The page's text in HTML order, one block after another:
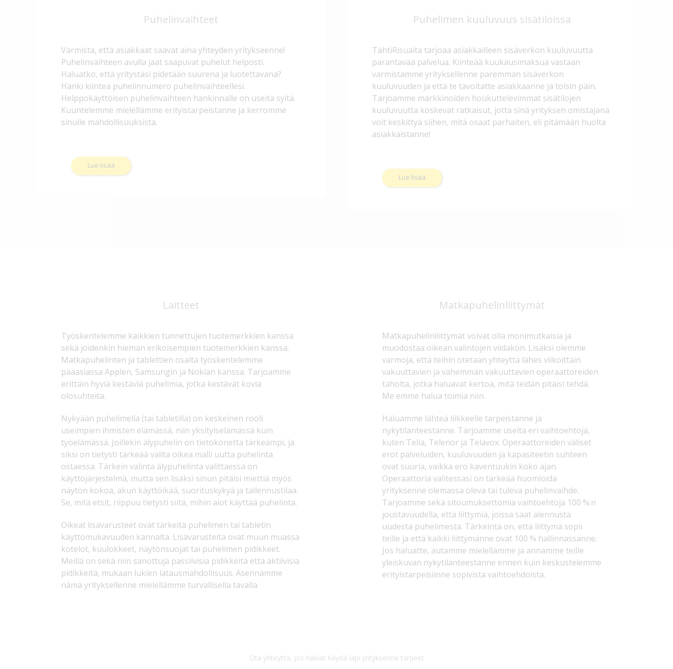
Puhelinvaihteet
Varmista, että asiakkaat saavat aina yhteyden yritykseenne!
Puhelinvaihteen avulla jaat saapuvat puhelut helposti.
Haluatko, että yritystäsi pidetään suurena ja luotettavana?
Hanki kiinteä puhelinnumero puhelinvaihteellesi.
Helppokäyttöisen puhelinvaihteen hankinnalle on useita syitä.
Kuuntelemme mielellämme erityistarpeistanne ja kerromme
sinulle mahdollisuuksista.
Lue lisää
Puhelimen kuuluvuus sisätiloissa
TähtiRisuaita tarjoaa asiakkailleen sisäverkon kuuluvuutta
parantavaa palvelua. Kiinteää kuukausimaksua vastaan
varmistamme yrityksellenne paremman sisäverkon
kuuluvuuden ja että te tavoitatte asiakkaanne ja toisin päin.
Tarjoamme markkinoiden houkuttelevimmat sisätilojen
kuuluvuutta koskevat ratkaisut, jotta sinä yrityksen omistajana
voit keskittyä siihen, mitä osaat parhaiten, eli pitämään huolta
asiakkaistanne!
Lue lisää
Laitteet
Työskentelemme kaikkien tunnettujen tuotemerkkien kanssa
sekä joidenkin hieman erikoisempien tuotemerkkien kanssa.
Matkapuhelinten ja tablettien osalta työskentelemme
pääasiassa Applen, Samsungin ja Nokian kanssa. Tarjoamme
erittäin hyviä kestäviä puhelimia, jotka kestävät kovia
olosuhteita.
Nykyään puhelimella (tai tabletilla) on keskeinen rooli
useimpien ihmisten elämässä, niin yksityiselämässä kuin
työelämässä. Joillekin älypuhelin on tietokonetta tärkeämpi, ja
siksi on tietysti tärkeää valita oikea malli uutta puhelinta
ostaessa. Tärkein valinta älypuhelinta valittaessa on
käyttöjärjestelmä, mutta sen lisäksi sinun pitäisi miettiä myös
näytön kokoa, akun käyttöikää, suorituskykyä ja tallennustilaa.
Se, mitä etsit, riippuu tietysti siitä, mihin aiot käyttää puhelinta.
Oikeat lisävarusteet ovat tärkeitä puhelimen tai tabletin
käyttömukavuuden kannalta. Lisävarusteita ovat muun muassa
kotelot, kuulokkeet, näytönsuojat tai puhelimen pidikkeet.
Meillä on sekä niin sanottuja passiivisia pidikkeitä että aktiivisia
pidikkeitä, mukaan lukien latausmahdollisuus. Asennamme
nämä yrityksellenne mielellämme turvallisella tavalla.
Matkapuhelinliittymät
Matkapuhelinliittymät voivat olla monimutkaisia ja
muodostaa oikean valintojen viidakon. Lisäksi olemme
varmoja, että teihin otetaan yhteyttä lähes viikoittain
vakuuttavien ja vähemmän vakuuttavien operaattoreiden
taholta, jotka haluavat kertoa, mitä teidän pitäisi tehdä.
Me emme halua toimia niin.
Haluamme lähteä liikkeelle tarpeistanne ja
nykytilanteestanne. Tarjoamme useita eri vaihtoehtoja,
kuten Telia, Telenor ja Telavox. Operaattoreiden väliset
erot palveluiden, kuuluvuuden ja kapasiteetin suhteen
ovat suuria, vaikka ero kaventuukin koko ajan.
Operaattoria valitessasi on tärkeää huomioida
yrityksenne olemassa oleva tai tuleva puhelinvaihde.
Tarjoamme sekä sitoumuksettomia vaihtoehtoja 100 %:n
joustavuudella, että liittymiä, joissa saat alennusta
uudesta puhelimesta. Tärkeintä on, että liittymä sopii
teille ja että kaikki liittymänne ovat 100 % hallinnassanne.
Jos haluatte, autamme mielellämme ja annamme teille
yleiskuvan nykytilanteestanne ennen kuin keskustelemme
erityistarpeisiinne sopivista vaihtoehdoista.
Ota yhteyttä, jos haluat käydä läpi yrityksenne tarpeet